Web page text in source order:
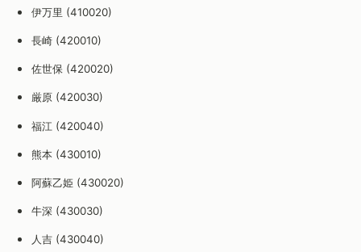
伊万里 (410020)
長崎 (420010)
佐世保 (420020)
厳原 (420030)
福江 (420040)
熊本 (430010)
阿蘇乙姫 (430020)
牛深 (430030)
人吉 (430040)